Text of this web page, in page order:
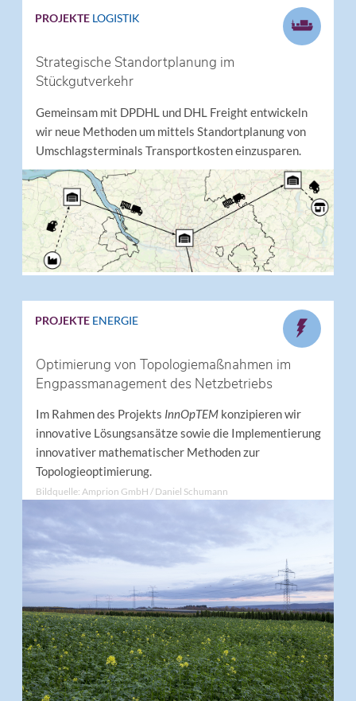
PROJEKTE LOGISTIK
Strategische Standortplanung im
Stückgutverkehr
Gemeinsam mit DPDHL und DHL Freight entwickeln
wir neue Methoden um mittels Standortplanung von
Umschlagsterminals Transportkosten einzusparen.
PROJEKTE ENERGIE
Optimierung von Topologiemaßnahmen im
Engpassmanagement des Netzbetriebs
Im Rahmen des Projekts InnOpTEMkonzipieren wir
innovative Lösungsansätze sowie die Implementierung
innovativer mathematischer Methoden zur
Topologieoptimierung.
Bildquelle: Amprion GmbH / Daniel Schumann